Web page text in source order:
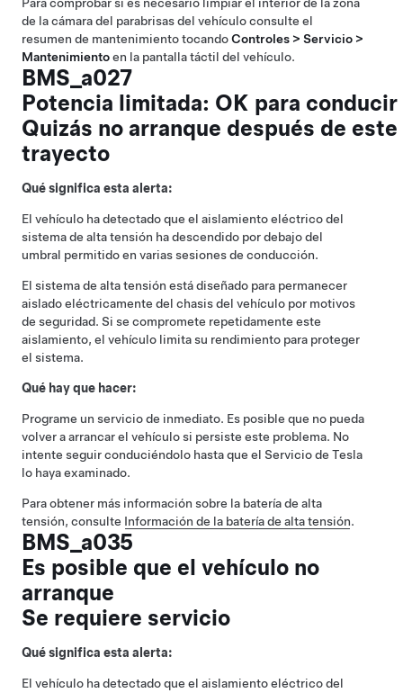
de la cámara del parabrisas del vehículo consulte el
resumen de mantenimiento tocandoControles > Servicio >
Mantenimientoen la pantalla táctil del vehículo.
BMS_a027
Potencia limitada: OK para conducir
Quizás no arranque después de este
trayecto
Qué significa esta alerta:
El vehículo ha detectado que el aislamiento eléctrico del
sistema de alta tensión ha descendido por debajo del
umbral permitido en varias sesiones de conducción.
El sistema de alta tensión está diseñado para permanecer
aislado eléctricamente del chasis del vehículo por motivos
de seguridad. Si se compromete repetidamente este
aislamiento, el vehículo limita su rendimiento para proteger
el sistema.
Qué hay que hacer:
Programe un servicio de inmediato. Es posible que no pueda
volver a arrancar el vehículo si persiste este problema. No
intente seguir conduciéndolo hasta que el Servicio de Tesla
lo haya examinado.
Para obtener más información sobre la batería de alta
tensión, consulte Información de la batería de alta tensión.
BMS_a035
Es posible que el vehículo no
arranque
Se requiere servicio
Qué significa esta alerta:
El vehículo ha detectado que el aislamiento eléctrico del